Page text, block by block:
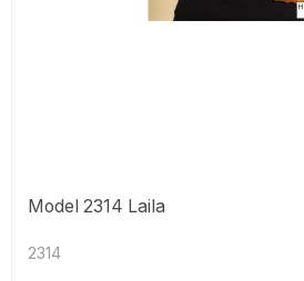
Model 2314 Laila
2314